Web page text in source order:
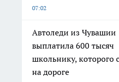
07:02
Автоледи из Чувашии
выплатила 600 тысяч
школьнику, которого
на дороге